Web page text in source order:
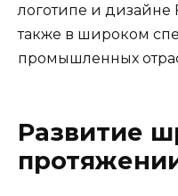
логотипе и дизайне
также в широком
промышленных
Развитие